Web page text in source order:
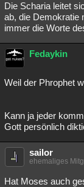
Die Scharia leitet
ab, die Demokratie
immer die Worte
Fedaykin
Weil der Phrophet
Kann ja jeder
Gott persönlich
sailor
ehemaliges
Hat Moses auch